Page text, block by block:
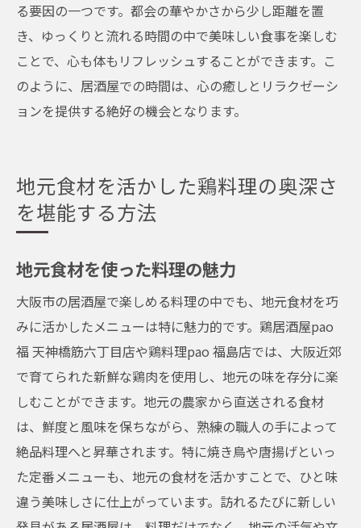
る要因の一つです。都会の華やかさから少し距離を置
き、ゆっくりと流れる時間の中で美味しい食事を楽しむ
ことで、心も体もリフレッシュすることができます。こ
のように、居酒屋での時間は、心の癒しとリラクゼーシ
ョンを提供する絶好の機会となります。
地元食材を活かした鶏料理の奥深さ
を堪能する方法
地元食材を使った料理の魅力
大阪市の居酒屋で楽しめる料理の中でも、地元食材を巧
みに活かしたメニューは特に魅力的です。鶏居酒屋pao
福 天神橋筋六丁目店や鶏料理pao 福島店では、大阪近郊
で育てられた新鮮な鶏肉を使用し、地元の味を存分に楽
しむことができます。地元の農家から直送される食材
は、鮮度と風味を保ちながら、熟練の職人の手によって
絶品料理へと昇華されます。特に焼き鳥や唐揚げといっ
た定番メニューも、地元の食材を活かすことで、ひと味
違う美味しさに仕上がっています。訪れるたびに新しい